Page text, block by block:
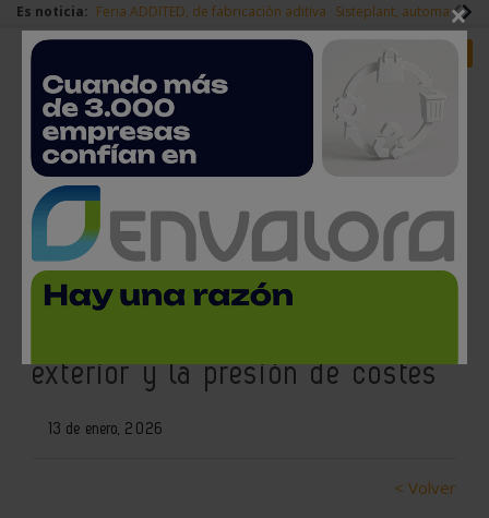
Es noticia: Feria ADDITED, de fabricación aditiva Sisteplant,
Redes Sociales Login empresas
El sector del metal mantiene
previsiones positivas de empleo
exterior y la presión de costes
13 de enero, 2026
< Volver
×